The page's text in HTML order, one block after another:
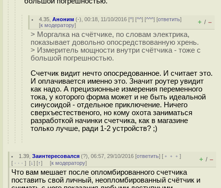
4.35 ,Аноним (-), 00:18, 11/10/2016 [^] [^^] [^^^] [ответить]
[к модератору] + / –
> Моргалка на счётчике, по словам электрика,
показывает довольно опосредствованную хрень.
> Измеритель мощности внутри счётчика - тоже с
большой погрешностью.
Счетчик видит нечто опосредованное. И считает это.
И оплачивается именно это. Значит роутер увидит
как надо. А прецизионные измерения переменного
тока, у которого форма может и не быть идеальной
синусоидой - отдельное приключение. Ничего
сверхъестественого, но кому охота заниматься
разработкой начинки счетчика, как в магазине
только лучше, ради 1-2 устройств? ;)
1.39 ,Заинтересовался (?), 06:57, 29/10/2016 [ответить] [ ﹢﹢﹢]
[ · · · ] [↓] [↑] [к модератору] + / –
Что вам мешает после опломбированного счетчика
поставить свой личный, неопломбированный счётчик и